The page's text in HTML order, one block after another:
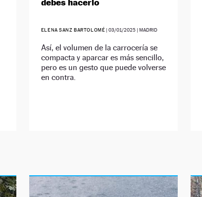
debes hacerlo
ELENA SANZ BARTOLOMÉ |03/01/2025 | MADRID
Así, el volumen de la carrocería se
compacta y aparcar es más sencillo,
pero es un gesto que puede volverse
en contra.